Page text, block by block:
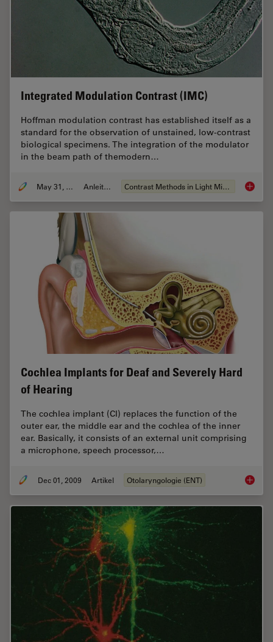
Integrated Modulation Contrast (IMC)
Hoffman modulation contrast has established itself as a
standard for the observation of unstained, low-contrast
biological specimens. The integration of the modulator
in the beam path of themodern…
May 31, 2011 Anleitung Contrast Methods in Light Microscopy
Cochlea Implants for Deaf and Severely Hard
of Hearing
The cochlea implant (CI) replaces the function of the
outer ear, the middle ear and the ­cochlea of the inner
ear. Basically, it consists of an external unit comprising
a microphone, speech processor,…
Dec 01, 2009 Artikel Otolaryngologie (ENT)